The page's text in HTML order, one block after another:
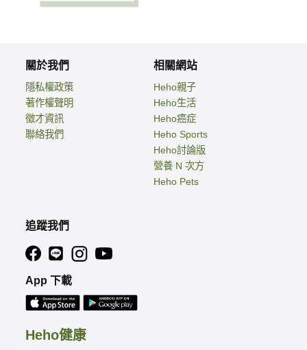
Heho健康
關於我們
隱私權政策
著作權聲明
徵才資訊
聯絡我們
相關網站
Heho親子
Heho生活
Heho癌症
Heho Sports
Heho討論版
營養 N 次方
Heho Pets
追蹤我們
App 下載